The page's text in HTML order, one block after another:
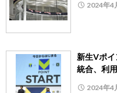
2024年4
新生Vポ
統合、利
2024年4